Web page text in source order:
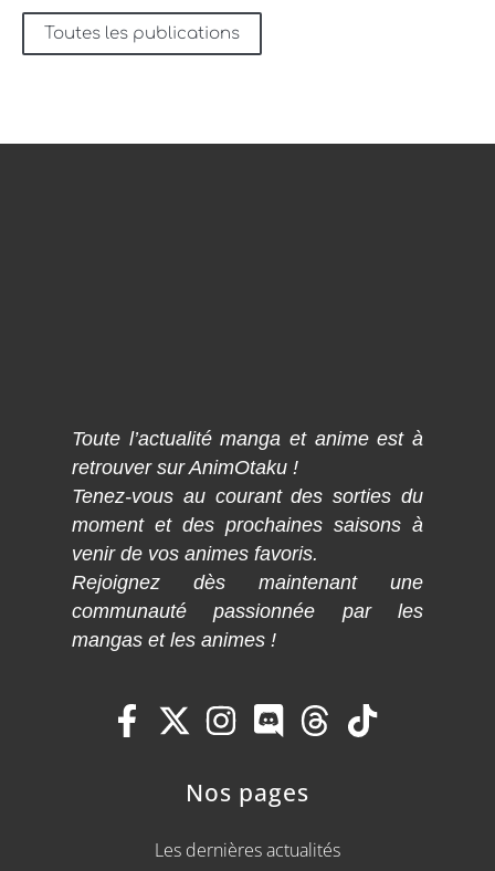
Toutes les publications
Toute l’actualité manga et anime est à
retrouver sur AnimOtaku !
Tenez-vous au courant des sorties du
moment et des prochaines saisons à
venir de vos animes favoris.
Rejoignez dès maintenant une
communauté passionnée par les
mangas et les animes !
Nos pages
Les dernières actualités